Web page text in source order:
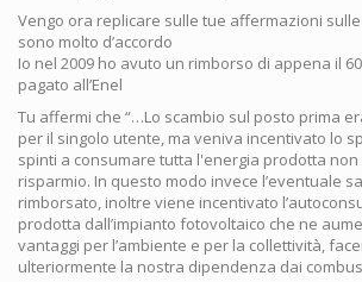
Vengo ora replicare sulle tue affermazioni
sono molto d’accordo
Io nel 2009 ho avuto un rimborso di appena il
pagato all’Enel
Tu affermi che “…Lo scambio sul posto prima
per il singolo utente, ma veniva incentivato lo
spinti a consumare tutta l'energia prodotta
risparmio. In questo modo invece l’eventuale
rimborsato, inoltre viene incentivato
prodotta dall’impianto fotovoltaico che ne
vantaggi per l’ambiente e per la collettività,
ulteriormente la nostra dipendenza dai